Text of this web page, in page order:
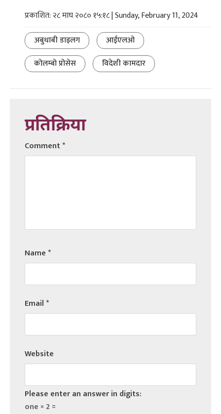
प्रकाशित: २८ माघ २०८० १५:१८ | Sunday, February 11, 2024
अबुधाबी डाइलग
आईएलओ
कोलम्बो प्रोसेस
विदेशी कामदार
प्रतिक्रिया
Comment*
Name*
Email*
Website
Please enter an answer in digits:
one × 2 =